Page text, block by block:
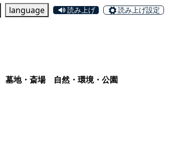
language 読み上げ 読み上げ設定
墓地・斎場
自然・環境・公園